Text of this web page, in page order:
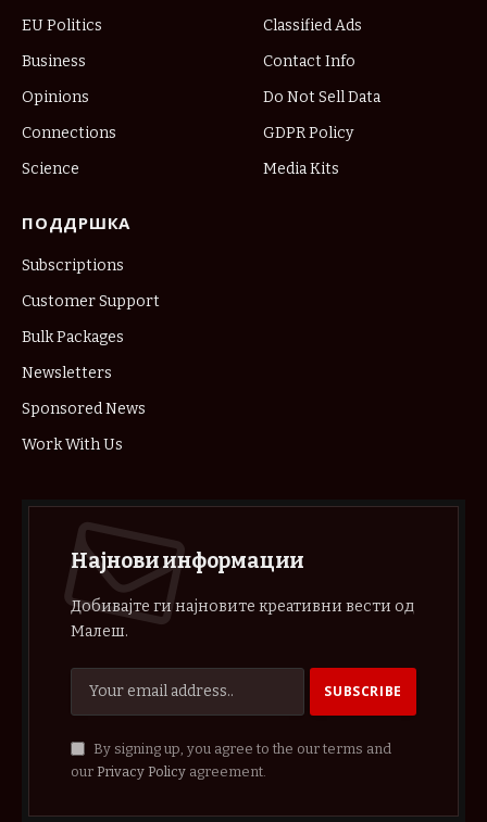
EU Politics
Business
Opinions
Connections
Science
Classified Ads
Contact Info
Do Not Sell Data
GDPR Policy
Media Kits
ПОДДРШКА
Subscriptions
Customer Support
Bulk Packages
Newsletters
Sponsored News
Work With Us
Најнови информации
Добивајте ги најновите креативни вести од
Малеш.
By signing up, you agree to the our terms and
our Privacy Policyagreement.